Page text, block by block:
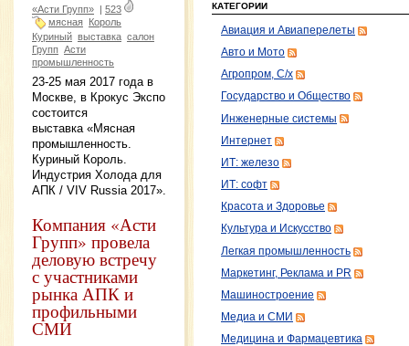
«Асти Групп» | 523
мясная Король
Куриный выставка салон
Групп Асти
промышленность
23-25 мая 2017 года в
Москве, в Крокус Экспо
состоится
выставка «Мясная
промышленность.
Куриный Король.
Индустрия Холода для
АПК / VIV Russia 2017».
Компания «Асти
Групп» провела
деловую встречу
с участниками
рынка АПК и
профильными
СМИ
КАТЕГОРИИ
Авиация и Авиаперелеты
Авто и Мото
Агропром, С/х
Государство и Общество
Инженерные системы
Интернет
ИТ: железо
ИТ: софт
Красота и Здоровье
Культура и Искусство
Легкая промышленность
Маркетинг, Реклама и PR
Машиностроение
Медиа и СМИ
Медицина и Фармацевтика